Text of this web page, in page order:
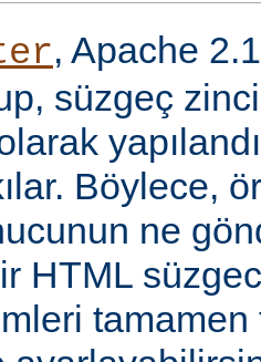
, Apache
süzgeç
Böylece,
ne
HTML
tamamen